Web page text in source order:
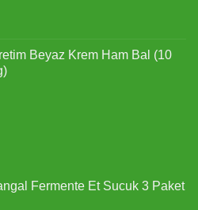
Beyaz Krem Ham Bal (10
Fermente Et Sucuk 3 Paket